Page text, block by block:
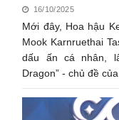
16/10/2025
Mới đây, Hoa hậu
Mook Karnruethai
dấu ấn cá nhân,
Dragon” - chủ đề